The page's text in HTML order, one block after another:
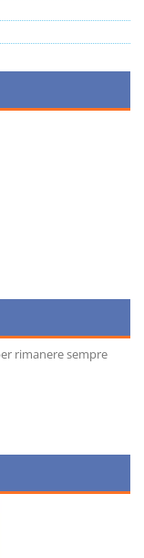
rimanere sempre